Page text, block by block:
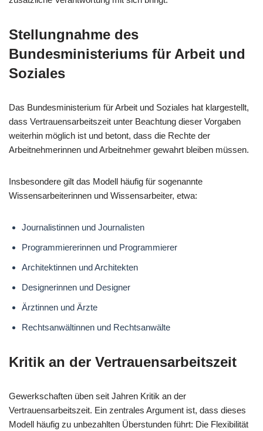
Stellungnahme des
Bundesministeriums für Arbeit und
Soziales
Das Bundesministerium für Arbeit und Soziales hat klargestellt,
dass Vertrauensarbeitszeit unter Beachtung dieser Vorgaben
weiterhin möglich ist und betont, dass die Rechte der
Arbeitnehmerinnen und Arbeitnehmer gewahrt bleiben müssen.
Insbesondere gilt das Modell häufig für sogenannte
Wissensarbeiterinnen und Wissensarbeiter, etwa:
Journalistinnen und Journalisten
Programmiererinnen und Programmierer
Architektinnen und Architekten
Designerinnen und Designer
Ärztinnen und Ärzte
Rechtsanwältinnen und Rechtsanwälte
Kritik an der Vertrauensarbeitszeit
Gewerkschaften üben seit Jahren Kritik an der
Vertrauensarbeitszeit. Ein zentrales Argument ist, dass dieses
Modell häufig zu unbezahlten Überstunden führt: Die Flexibilität